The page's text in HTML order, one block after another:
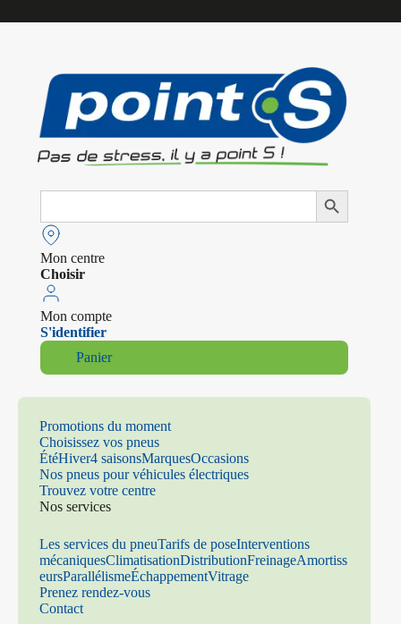
Search
Search Button
Mon centre
Choisir
Mon compte
S'identifier
Panier
Promotions du moment
Choisissez vos pneus
ÉtéHiver4 saisonsMarquesOccasions
Nos pneus pour véhicules électriques
Trouvez votre centre
Nos services
Les services du pneuTarifs de poseInterventions
mécaniquesClimatisationDistributionFreinageAmortiss
eursParallélismeÉchappementVitrage
Prenez rendez-vous
Contact